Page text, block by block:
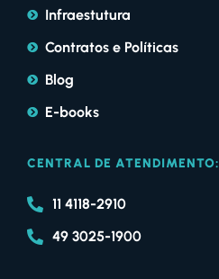
Infraestutura
Contratos e Políticas
Blog
E-books
CENTRAL DE ATENDIMENTO:
11 4118-2910
49 3025-1900